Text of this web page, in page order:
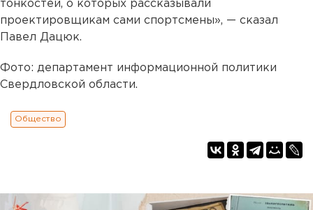
тонкостей, о которых рассказывали
проектировщикам сами спортсмены», — сказал
Павел Дацюк.
Фото: департамент информационной политики
Свердловской области.
Общество